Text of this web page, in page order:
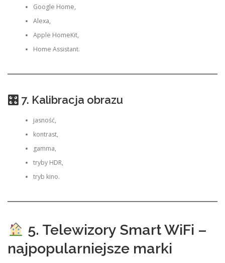
Google Home,
Alexa,
Apple HomeKit,
Home Assistant.
🎛 7. Kalibracja obrazu
jasność,
kontrast,
gamma,
tryby HDR,
tryb kino.
5. Telewizory Smart WiFi –
najpopularniejsze marki